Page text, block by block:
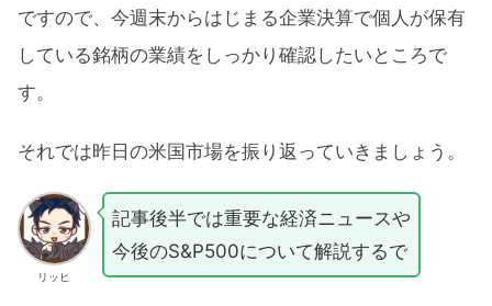
ですので、今週末からはじまる企業決算で個人が保有
している銘柄の業績をしっかり確認したいところで
す。
それでは昨日の米国市場を振り返っていきましょう。
リッヒ
記事後半では重要な経済ニュースや
今後のS&P500について解説するで